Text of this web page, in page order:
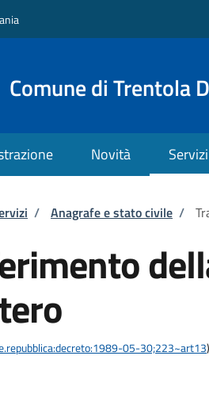
Comune di Trentola
Novità Servizi
di pane
/ Anagrafe e stato civile /
05-30;223~art13)